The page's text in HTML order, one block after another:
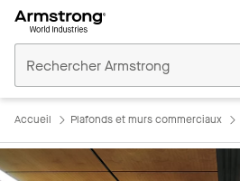
Plafonds
Commerciaux
Accueil Plafonds et murs commerciaux